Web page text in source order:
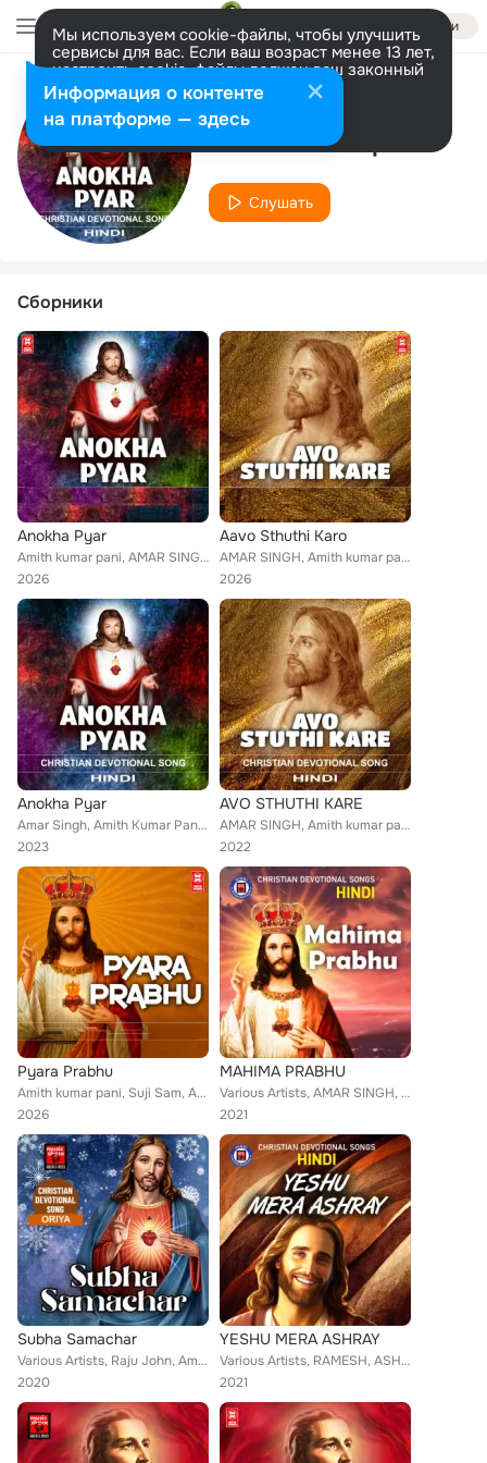
Войти
Мы используем cookie-файлы, чтобы улучшить
сервисы для вас. Если ваш возраст менее 13 лет,
настроить cookie-файлы должен ваш законный
представитель. Больше информации
Разрешить все Настроить
Исполнитель
Amith kumar pani
Слушать
Сборники
Anokha Pyar
Amith kumar pani, AMAR SINGH
2026
Aavo Sthuthi Karo
AMAR SINGH, Amith kumar pani
2026
Anokha Pyar
Amar Singh, Amith Kumar Pan, Amith Kumar
2023
AVO STHUTHI KARE
AMAR SINGH, Amith kumar pani
2022
Pyara Prabhu
Amith kumar pani, Suji Sam, AMAR SINGH, Ramesh
2026
MAHIMA PRABHU
Various Artists, AMAR SINGH, AMITHKUMAR PANI, ASHOK SINGH, Amith kumar pani, SANILA RAI, JERSON
2021
Subha Samachar
Various Artists, Raju John, Amith kumar pani, ADONI NAYIK, Adamkumar, Kumar Nayik, Prakash, Kalpana
2020
YESHU MERA ASHRAY
Various Artists, RAMESH, ASHOK SINGH, Amith kumar pani, SANILA RAI, JERSON, GEORGE EBEN EZER
2021
Информация о контенте
на платформе — здесь